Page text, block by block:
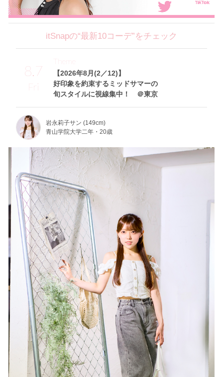
itSnapの“最新10コーデ”をチェック
8.7
Fri
【2026年8月(2／12)】
好印象を約束するミッドサマーの
旬スタイルに視線集中！ ＠東京
Theme
岩永莉子サン (149cm)
青山学院大学二年・20歳